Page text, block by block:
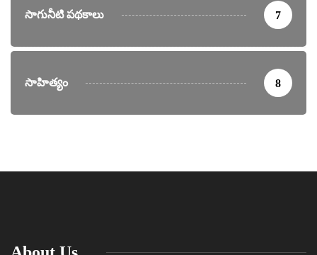
సాగునీటి పథకాలు 7
సాహిత్యం 8